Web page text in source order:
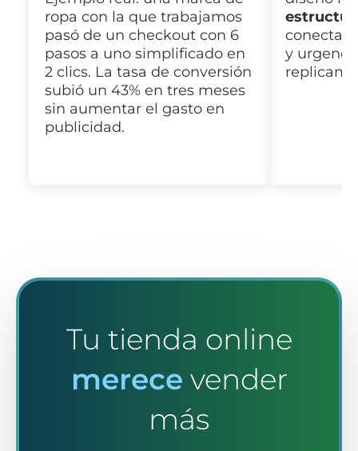
ropa con la que trabajamos
pasó de un checkout con 6
pasos a uno simplificado en
2 clics. La tasa de conversión
subió un 43% en tres meses
sin aumentar el gasto en
publicidad.
conecta
y
Tu tienda online
merece vender
más